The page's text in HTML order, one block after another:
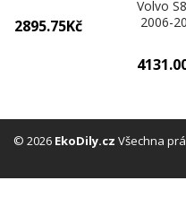
Všechna